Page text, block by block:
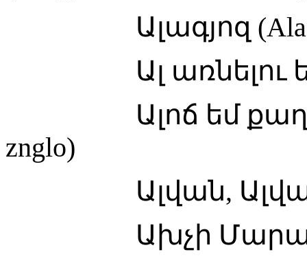
Ալագյոզ
Ալ առնելու եմ
Ալոճ եմ քաղե,
znglo)
Ալվան, Ալվան
Ախչի Մարան